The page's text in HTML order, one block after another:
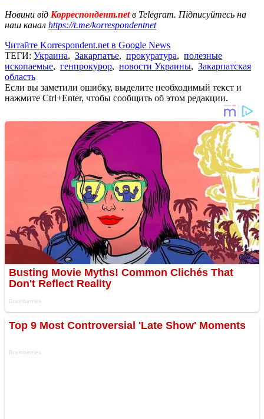
Новини від Корреспондент.netв Telegram. Підписуйтесь на
наш канал https://t.me/korrespondentnet
Читайте Korrespondent.net в Google News
ТЕГИ: Украина, Закарпатье, прокуратура, полезные
ископаемые, генпрокурор, новости Украины, Закарпатская
область
Если вы заметили ошибку, выделите необходимый текст и
нажмите Ctrl+Enter, чтобы сообщить об этом редакции.